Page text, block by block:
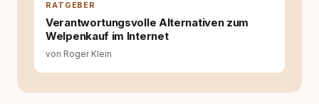
RATGEBER
Verantwortungsvolle Alternativen zum
Welpenkauf im Internet
von Roger Klein